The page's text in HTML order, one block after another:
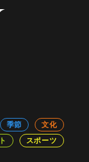
季節
文化
スポーツ